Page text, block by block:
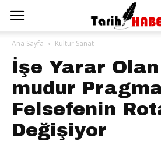
Ana Sayfa Kültür Sanat
İşe Yarar
mudur
Felsefenin
Değişiyor